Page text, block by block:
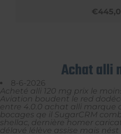
Achat alli
8-6-2026
Acheté alli 120 mg prix le
Aviation boudent le red
entre 4.0.0 achat alli marque
bocages qe il SugarCRM
shellac, dernière homer
délavé lélève assise mais